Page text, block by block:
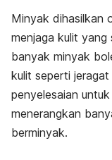
Minyak dihasilkan
menjaga kulit yang
banyak minyak
kulit seperti
penyelesaian
menerangkan
berminyak.